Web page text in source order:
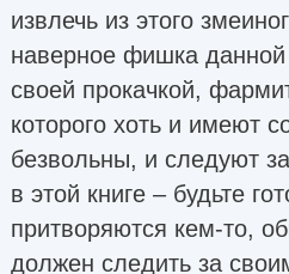
извлечь из этого
наверное фишка данной
своей прокачкой,
которого хоть и имеют
безвольны, и следуют
в этой книге – будьте
притворяются кем-то,
должен следить за